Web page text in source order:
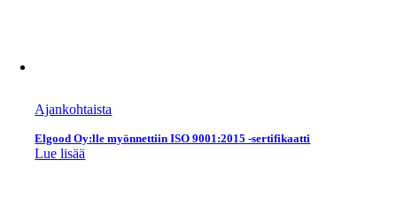
Ajankohtaista
Elgood Oy:lle myönnettiin ISO 9001:2015 -sertifikaatti
Lue lisää